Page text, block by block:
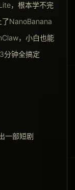
，根本学不完
NanoBanana Pro
，小白也能玩转
分钟全搞定
一部短剧